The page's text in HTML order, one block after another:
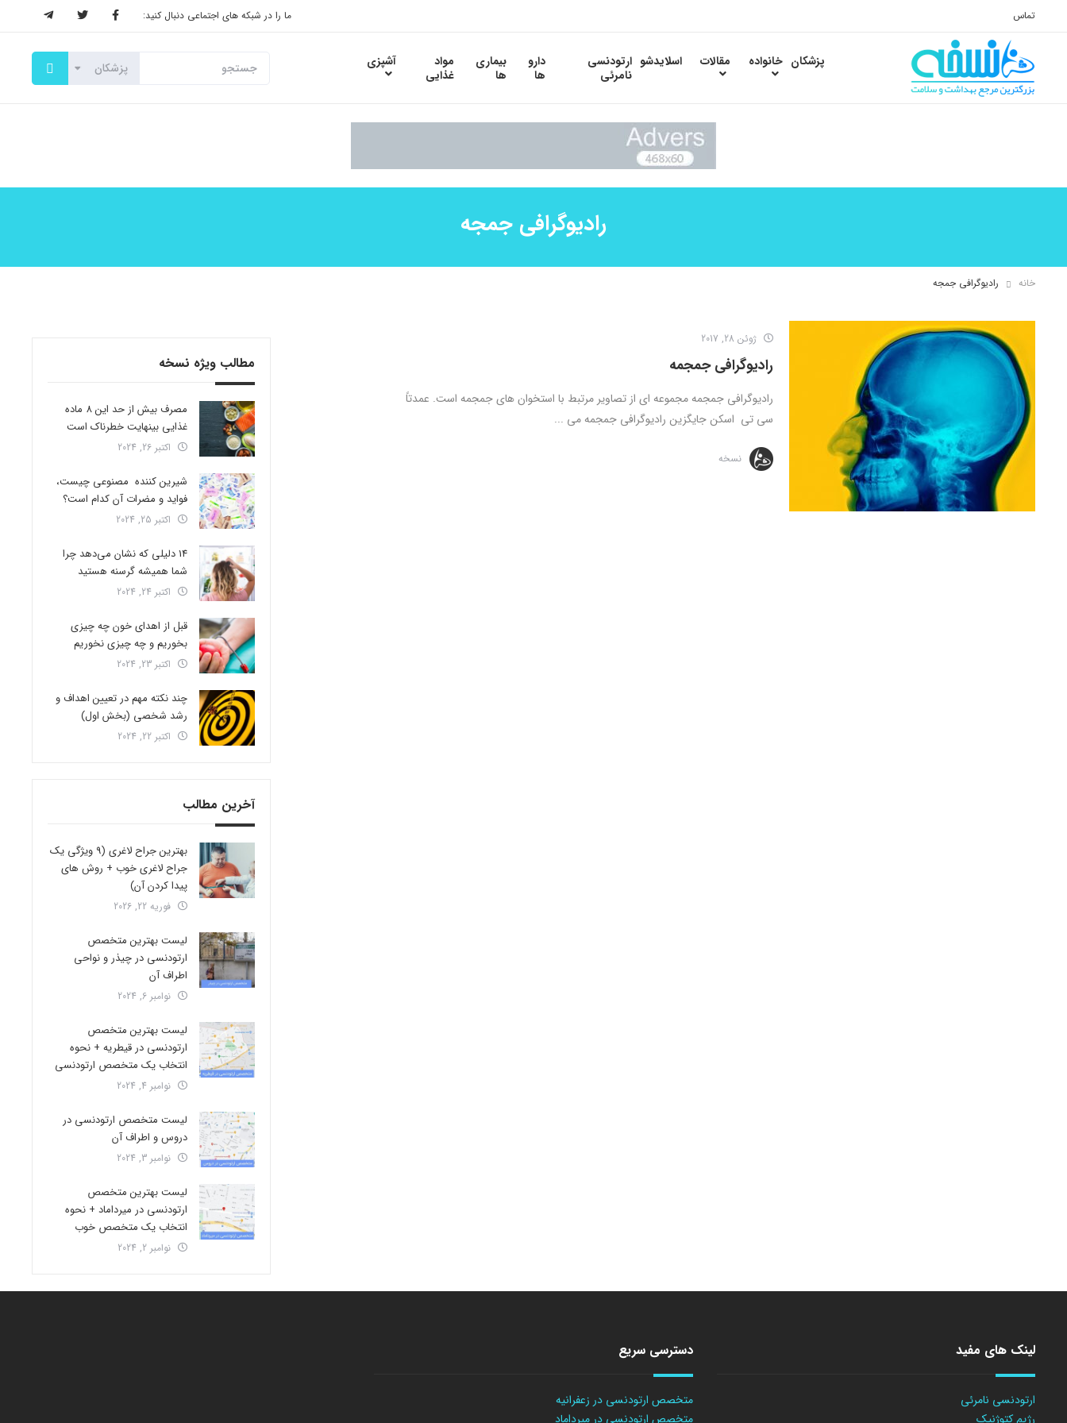
تماس ما را در شبکه های اجتماعی دنبال کنید:
پزشکان خانواده مقالات اسلایدشو ارتودنسی
نامرئی
دارو
ها
بیماری
ها
مواد
غذایی
آشپزی
رادیوگرافی جمجه
خانه رادیوگرافی جمجه
ژوئن 28, 2017
رادیوگرافی جمجمه
رادیوگرافی جمجمه مجموعه­ ای از تصاویر مرتبط با استخوان ­های جمجمه است. عمدتاً
سی تی اسکن جایگزین رادیوگرافی جمجمه می­ ...
نسخه
مطالب ویژه نسخه
مصرف بیش از حد این 8 ماده
غذایی بینهایت خطرناک است
اکتبر 26, 2024
شیرین کننده مصنوعی چیست،
فواید و مضرات آن کدام است؟
اکتبر 25, 2024
14 دلیلی که نشان می‌دهد چرا
شما همیشه گرسنه هستید
اکتبر 24, 2024
قبل از اهدای خون چه چیزی
بخوریم و چه چیزی نخوریم
اکتبر 23, 2024
چند نکته مهم در تعیین اهداف و
رشد شخصی (بخش اول)
اکتبر 22, 2024
آخرین مطالب
بهترین جراح لاغری (9 ویژگی یک
جراح لاغری خوب + روش های
پیدا کردن آن)
فوریه 22, 2026
لیست بهترین متخصص
ارتودنسی در چیذر و نواحی
اطراف آن
نوامبر 6, 2024
لیست بهترین متخصص
ارتودنسی در قیطریه + نحوه
انتخاب یک متخصص ارتودنسی
نوامبر 4, 2024
لیست متخصص ارتودنسی در
دروس و اطراف آن
نوامبر 3, 2024
لیست بهترین متخصص
ارتودنسی در میرداماد + نحوه
انتخاب یک متخصص خوب
نوامبر 2, 2024
لینک های مفید
ارتودنسی نامرئی
رژیم کتوژنیک
دسترسی سریع
متخصص ارتودنسی در زعفرانیه
متخصص ارتودنسی در میرداماد